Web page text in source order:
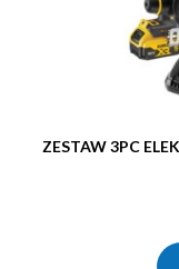
ZESTAW 3PC ELEKTRONARZĘDZI COMBO 18V 2×5.0AH